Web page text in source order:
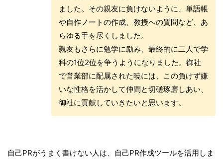
ました。その親友に負けないように、単語帳
や自作ノートの作成、教授への質問など、あ
らゆる手を尽くしました。
親友もさらに勉学に励み、最終的に二人で学
科の1位2位を争うようになりました。御社
で営業部に配属された暁には、この負けず嫌
いな性格を活かして仲間と切磋琢磨しあい、
御社に貢献していきたいと思います。
自己PRがうまく書けない人は、自己PR作成ツールを活用しま